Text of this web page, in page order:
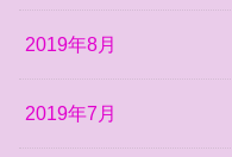
2019年8月
2019年7月